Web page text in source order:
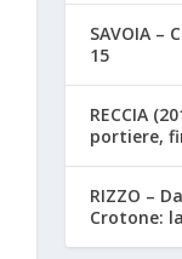
SAVOIA –
15
RECCIA
portiere,
RIZZO –
Crotone: